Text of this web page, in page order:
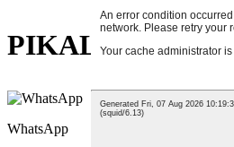
PIKALINKIT
WhatsApp